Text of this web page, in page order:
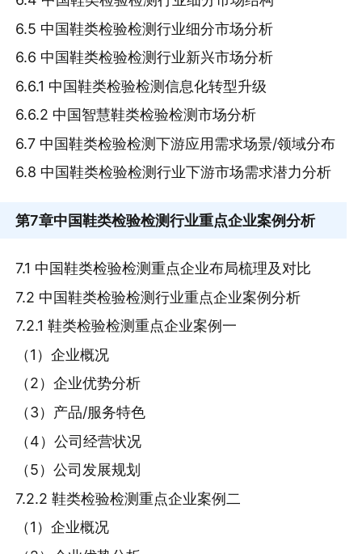
6.5 中国鞋类检验检测行业细分市场分析
6.6 中国鞋类检验检测行业新兴市场分析
6.6.1 中国鞋类检验检测信息化转型升级
6.6.2 中国智慧鞋类检验检测市场分析
6.7 中国鞋类检验检测下游应用需求场景/领域分布
6.8 中国鞋类检验检测行业下游市场需求潜力分析
第7章中国鞋类检验检测行业重点企业案例分析
7.1 中国鞋类检验检测重点企业布局梳理及对比
7.2 中国鞋类检验检测行业重点企业案例分析
7.2.1 鞋类检验检测重点企业案例一
（1）企业概况
（2）企业优势分析
（3）产品/服务特色
（4）公司经营状况
（5）公司发展规划
7.2.2 鞋类检验检测重点企业案例二
（1）企业概况